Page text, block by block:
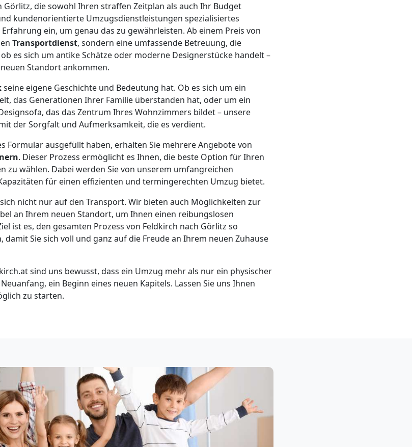
die sowohl Ihren straffen Zeitplan als auch Ihr Budget
kundenorientierte Umzugsdienstleistungen spezialisiertes
ein, um genau das zu gewährleisten. Ab einem Preis von
Transportdienst, sondern eine umfassende Betreuung, die
es sich um antike Schätze oder moderne Designerstücke handelt –
Standort ankommen.
seine eigene Geschichte und Bedeutung hat. Ob es sich um ein
das Generationen Ihrer Familie überstanden hat, oder um ein
das das Zentrum Ihres Wohnzimmers bildet – unsere
der Sorgfalt und Aufmerksamkeit, die es verdient.
Formular ausgefüllt haben, erhalten Sie mehrere Angebote von
. Dieser Prozess ermöglicht es Ihnen, die beste Option für Ihren
zu wählen. Dabei werden Sie von unserem umfangreichen
für einen effizienten und termingerechten Umzug bietet.
nicht nur auf den Transport. Wir bieten auch Möglichkeiten zur
an Ihrem neuen Standort, um Ihnen einen reibungslosen
ist es, den gesamten Prozess von Feldkirch nach Görlitz so
damit Sie sich voll und ganz auf die Freude an Ihrem neuen Zuhause
sind uns bewusst, dass ein Umzug mehr als nur ein physischer
ein Beginn eines neuen Kapitels. Lassen Sie uns Ihnen
zu starten.